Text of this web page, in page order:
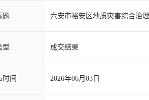
题 六安市裕安区地质灾害综合治
型 成交结果
间 2026年06月03日